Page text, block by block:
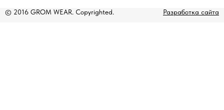
© 2016 GROM WEAR. Copyrighted. Разработка сайта